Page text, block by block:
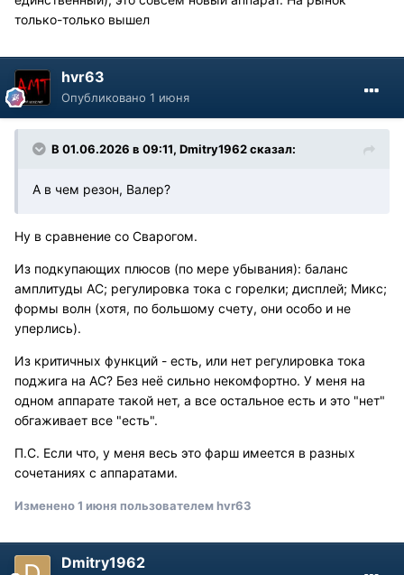
только-только вышел
hvr63
Опубликовано 1 июня
В 01.06.2026 в 09:11, Dmitry1962сказал:
А в чем резон, Валер?
Ну в сравнение со Сварогом.
Из подкупающих плюсов (по мере убывания): баланс
амплитуды АС; регулировка тока с горелки; дисплей; Микс;
формы волн (хотя, по большому счету, они особо и не
уперлись).
Из критичных функций - есть, или нет регулировка тока
поджига на АС? Без неё сильно некомфортно. У меня на
одном аппарате такой нет, а все остальное есть и это "нет"
обгаживает все "есть".
П.С. Если что, у меня весь это фарш имеется в разных
сочетаниях с аппаратами.
Изменено1 июня пользователем hvr63
Dmitry1962